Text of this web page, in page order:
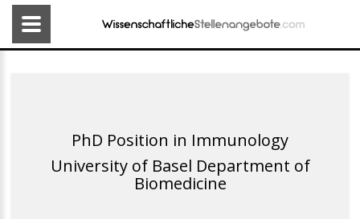
PhD Position in Immunology
University of Basel Department of
Biomedicine